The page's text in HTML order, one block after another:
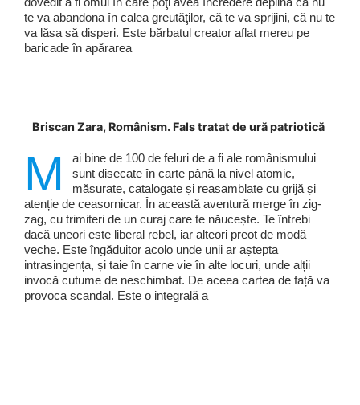
te va abandona în calea greutăţilor, că te va sprijini, că nu te
va lăsa să disperi. Este bărbatul creator aflat mereu pe
baricade în apărarea
Briscan Zara, Românism. Fals tratat de ură patriotică
M
ai bine de 100 de feluri de a fi ale românismului
sunt disecate în carte până la nivel atomic,
măsurate, catalogate și reasamblate cu grijă și
atenție de ceasornicar. În această aventură merge în zig-
zag, cu trimiteri de un curaj care te năucește. Te întrebi
dacă uneori este liberal rebel, iar alteori preot de modă
veche. Este îngăduitor acolo unde unii ar aștepta
intrasingența, și taie în carne vie în alte locuri, unde alții
invocă cutume de neschimbat. De aceea cartea de față va
provoca scandal. Este o integrală a